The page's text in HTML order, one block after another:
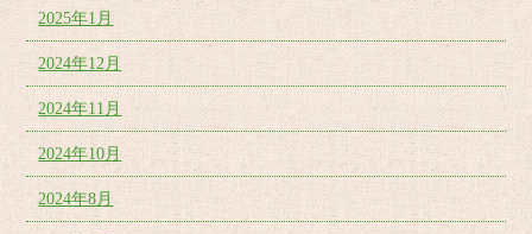
2025年1月
2024年12月
2024年11月
2024年10月
2024年8月